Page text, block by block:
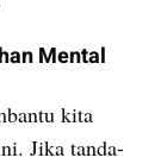
Mental
kita
Jika tanda-